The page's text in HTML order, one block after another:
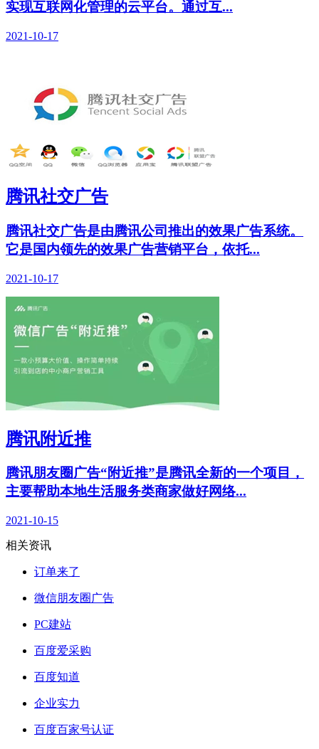
实现互联网化管理的云平台。通过互...
2021-10-17
腾讯社交广告
腾讯社交广告是由腾讯公司推出的效果广告系统。
它是国内领先的效果广告营销平台，依托...
2021-10-17
腾讯附近推
腾讯朋友圈广告“附近推”是腾讯全新的一个项目，
主要帮助本地生活服务类商家做好网络...
2021-10-15
相关资讯
订单来了
微信朋友圈广告
PC建站
百度爱采购
百度知道
企业实力
百度百家号认证